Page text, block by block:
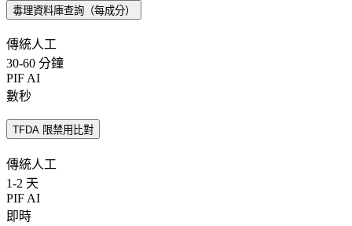
毒理資料庫查詢（每成分）
傳統人工
30-60 分鐘
PIF AI
數秒
TFDA 限禁用比對
傳統人工
1-2 天
PIF AI
即時